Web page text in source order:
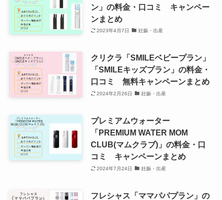
ン」の料金・口コミ キャンペー
ンまとめ
2023年4月7日 妊娠・出産
クリクラ「SMILEベビープラン」
「SMILEキッズプラン」の料金・
口コミ 無料キャンペーンまとめ
2024年2月26日 妊娠・出産
プレミアムウォーター
「PREMIUM WATER MOM
CLUB(マムクラブ)」の料金・口
コミ キャンペーンまとめ
2024年7月24日 妊娠・出産
フレシャス「ママパパプラン」の